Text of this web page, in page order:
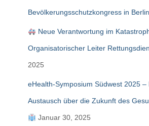
Bevölkerungsschutzkongress in Berlin
Neue Verantwortung im
Organisatorischer Leiter
2025
eHealth-Symposium Südwest 2025
Austausch über die Zukunft des
Januar 30, 2025